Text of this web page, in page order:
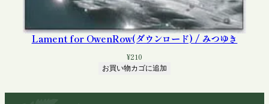
Lament for OwenRow(ダウンロード) / みつゆき
¥210
お買い物カゴに追加